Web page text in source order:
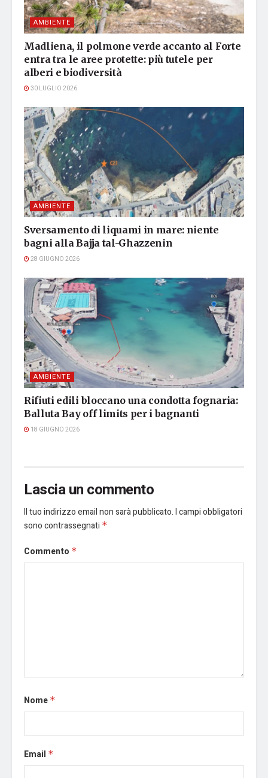
AMBIENTE
Madliena, il polmone verde accanto al Forte
entra tra le aree protette: più tutele per
alberi e biodiversità
30 LUGLIO 2026
AMBIENTE
Sversamento di liquami in mare: niente
bagni alla Bajja tal-Ghazzenin
28 GIUGNO 2026
AMBIENTE
Rifiuti edili bloccano una condotta fognaria:
Balluta Bay off limits per i bagnanti
18 GIUGNO 2026
Lascia un commento
Il tuo indirizzo email non sarà pubblicato.I campi obbligatori
sono contrassegnati *
Commento *
Nome *
Email *